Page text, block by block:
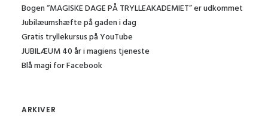
Bogen “MAGISKE DAGE PÅ TRYLLEAKADEMIET” er udkommet
Jubilæumshæfte på gaden i dag
Gratis tryllekursus på YouTube
JUBILÆUM 40 år i magiens tjeneste
Blå magi for Facebook
ARKIVER